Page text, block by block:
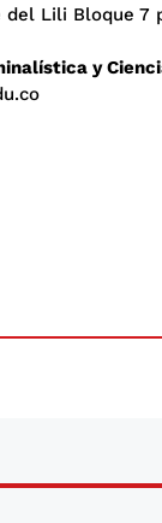
del Lili Bloque 7
y